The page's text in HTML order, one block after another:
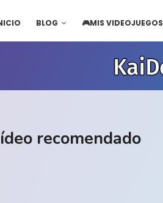
BLOG 🎮MIS VIDEOJUEGOS
recomendado